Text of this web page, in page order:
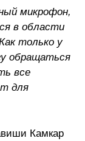
микрофон,
в области
только у
обращаться
все
для
Камкар